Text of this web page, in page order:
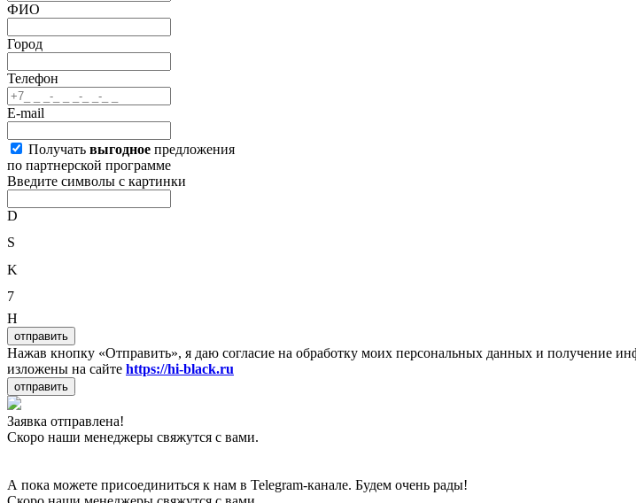
ФИО
Город
Телефон
E-mail
Получать выгодное предложения
по партнерской программе
Введите символы с картинки
D
S
K
7
H
отправить
Нажав кнопку «Отправить», я даю согласие на обработку моих персональных данных и получение
изложены на сайте https://hi-black.ru
отправить
Заявка отправлена!
Скоро наши менеджеры свяжутся с вами.
А пока можете присоединиться к нам в Telegram-канале. Будем очень рады!